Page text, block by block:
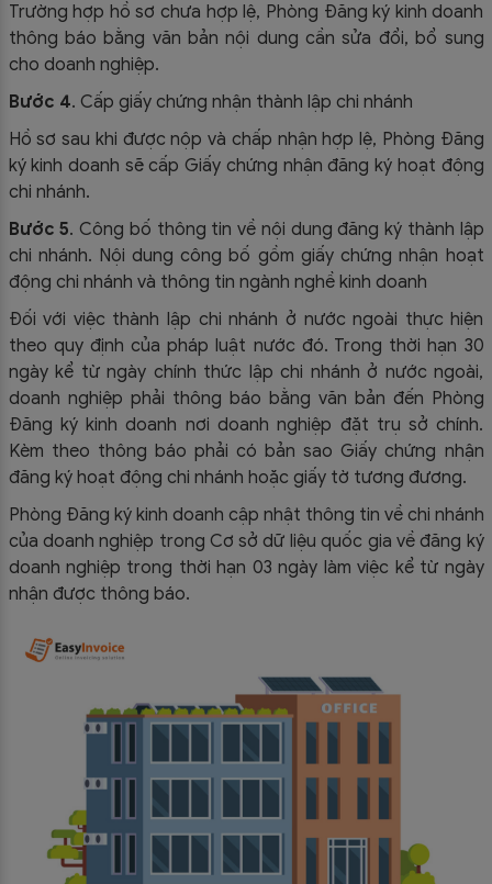
Trường hợp hồ sơ chưa hợp lệ, Phòng Đăng ký kinh doanh
thông báo bằng văn bản nội dung cần sửa đổi, bổ sung
cho doanh nghiệp.
Bước 4. Cấp giấy chứng nhận thành lập chi nhánh
Hồ sơ sau khi được nộp và chấp nhận hợp lệ, Phòng Đăng
ký kinh doanh sẽ cấp Giấy chứng nhận đăng ký hoạt động
chi nhánh.
Bước 5. Công bố thông tin về nội dung đăng ký thành lập
chi nhánh. Nội dung công bố gồm giấy chứng nhận hoạt
động chi nhánh và thông tin ngành nghề kinh doanh
Đối với việc thành lập chi nhánh ở nước ngoài thực hiện
theo quy định của pháp luật nước đó. Trong thời hạn 30
ngày kể từ ngày chính thức lập chi nhánh ở nước ngoài,
doanh nghiệp phải thông báo bằng văn bản đến Phòng
Đăng ký kinh doanh nơi doanh nghiệp đặt trụ sở chính.
Kèm theo thông báo phải có bản sao Giấy chứng nhận
đăng ký hoạt động chi nhánh hoặc giấy tờ tương đương.
Phòng Đăng ký kinh doanh cập nhật thông tin về chi nhánh
của doanh nghiệp trong Cơ sở dữ liệu quốc gia về đăng ký
doanh nghiệp trong thời hạn 03 ngày làm việc kể từ ngày
nhận được thông báo.